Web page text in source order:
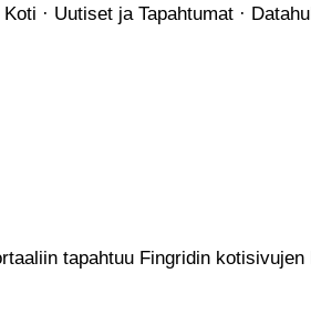
· Uutiset ja Tapahtumat ·
tapahtuu Fingridin